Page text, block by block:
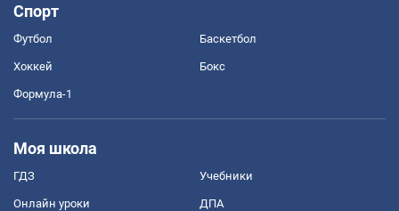
Спорт
Футбол Баскетбол
Хоккей Бокс
Формула-1
Моя школа
ГДЗ Учебники
Онлайн уроки ДПА